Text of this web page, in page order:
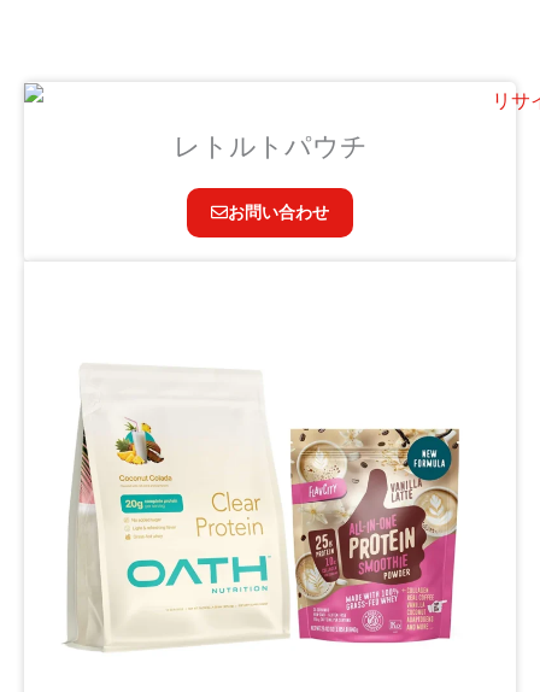
レトルトパウチ
お問い合わせ